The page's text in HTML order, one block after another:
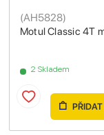
Motul Classic 4T
(AH5828)
2 Skladem